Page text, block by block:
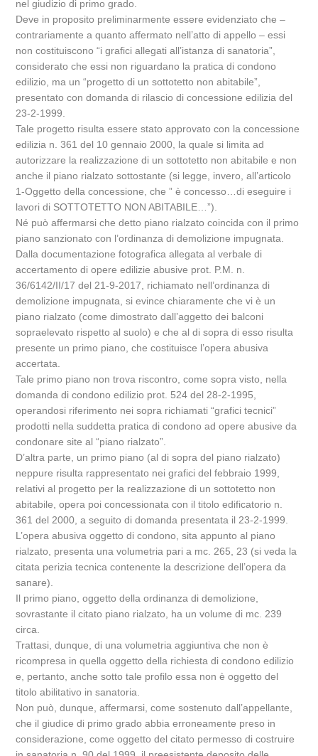
nel giudizio di primo grado.
Deve in proposito preliminarmente essere evidenziato che –
contrariamente a quanto affermato nell’atto di appello – essi
non costituiscono “i grafici allegati all’istanza di sanatoria”,
considerato che essi non riguardano la pratica di condono
edilizio, ma un “progetto di un sottotetto non abitabile”,
presentato con domanda di rilascio di concessione edilizia del
23-2-1999.
Tale progetto risulta essere stato approvato con la concessione
edilizia n. 361 del 10 gennaio 2000, la quale si limita ad
autorizzare la realizzazione di un sottotetto non abitabile e non
anche il piano rialzato sottostante (si legge, invero, all’articolo
1-Oggetto della concessione, che ” è concesso…di eseguire i
lavori di SOTTOTETTO NON ABITABILE…”).
Né può affermarsi che detto piano rialzato coincida con il primo
piano sanzionato con l’ordinanza di demolizione impugnata.
Dalla documentazione fotografica allegata al verbale di
accertamento di opere edilizie abusive prot. P.M. n.
36/6142/II/17 del 21-9-2017, richiamato nell’ordinanza di
demolizione impugnata, si evince chiaramente che vi è un
piano rialzato (come dimostrato dall’aggetto dei balconi
sopraelevato rispetto al suolo) e che al di sopra di esso risulta
presente un primo piano, che costituisce l’opera abusiva
accertata.
Tale primo piano non trova riscontro, come sopra visto, nella
domanda di condono edilizio prot. 524 del 28-2-1995,
operandosi riferimento nei sopra richiamati “grafici tecnici”
prodotti nella suddetta pratica di condono ad opere abusive da
condonare site al “piano rialzato”.
D’altra parte, un primo piano (al di sopra del piano rialzato)
neppure risulta rappresentato nei grafici del febbraio 1999,
relativi al progetto per la realizzazione di un sottotetto non
abitabile, opera poi concessionata con il titolo edificatorio n.
361 del 2000, a seguito di domanda presentata il 23-2-1999.
L’opera abusiva oggetto di condono, sita appunto al piano
rialzato, presenta una volumetria pari a mc. 265, 23 (si veda la
citata perizia tecnica contenente la descrizione dell’opera da
sanare).
Il primo piano, oggetto della ordinanza di demolizione,
sovrastante il citato piano rialzato, ha un volume di mc. 239
circa.
Trattasi, dunque, di una volumetria aggiuntiva che non è
ricompresa in quella oggetto della richiesta di condono edilizio
e, pertanto, anche sotto tale profilo essa non è oggetto del
titolo abilitativo in sanatoria.
Non può, dunque, affermarsi, come sostenuto dall’appellante,
che il giudice di primo grado abbia erroneamente preso in
considerazione, come oggetto del citato permesso di costruire